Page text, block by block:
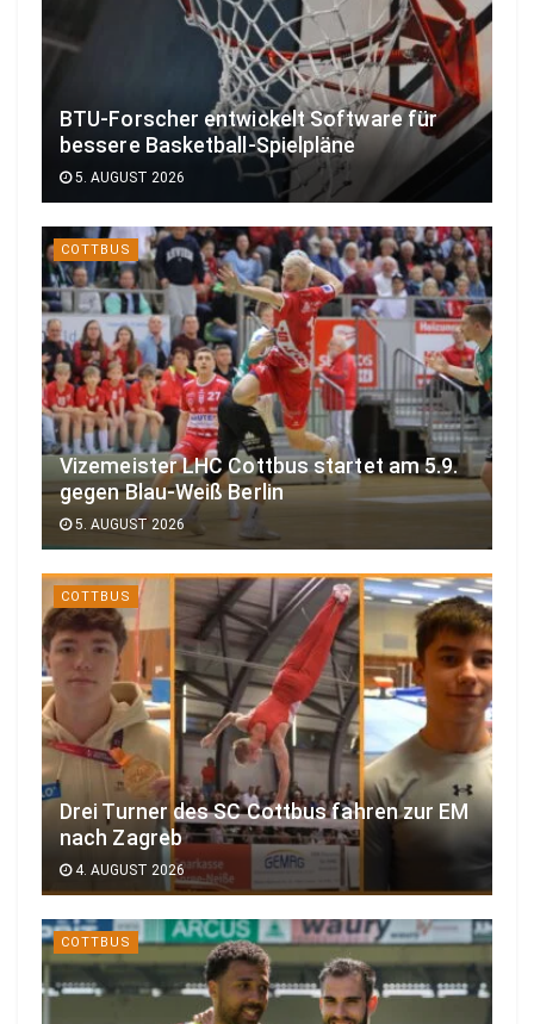
BTU-Forscher entwickelt Software für
bessere Basketball-Spielpläne
5. AUGUST 2026
COTTBUS
Vizemeister LHC Cottbus startet am 5.9.
gegen Blau-Weiß Berlin
5. AUGUST 2026
COTTBUS
Drei Turner des SC Cottbus fahren zur EM
nach Zagreb
4. AUGUST 2026
COTTBUS